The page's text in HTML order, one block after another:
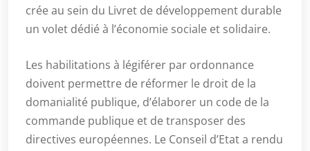
crée au sein du Livret de développement durable
un volet dédié à l’économie sociale et solidaire.
Les habilitations à légiférer par ordonnance
doivent permettre de réformer le droit de la
domanialité publique, d’élaborer un code de la
commande publique et de transposer des
directives européennes. Le Conseil d’Etat a rendu